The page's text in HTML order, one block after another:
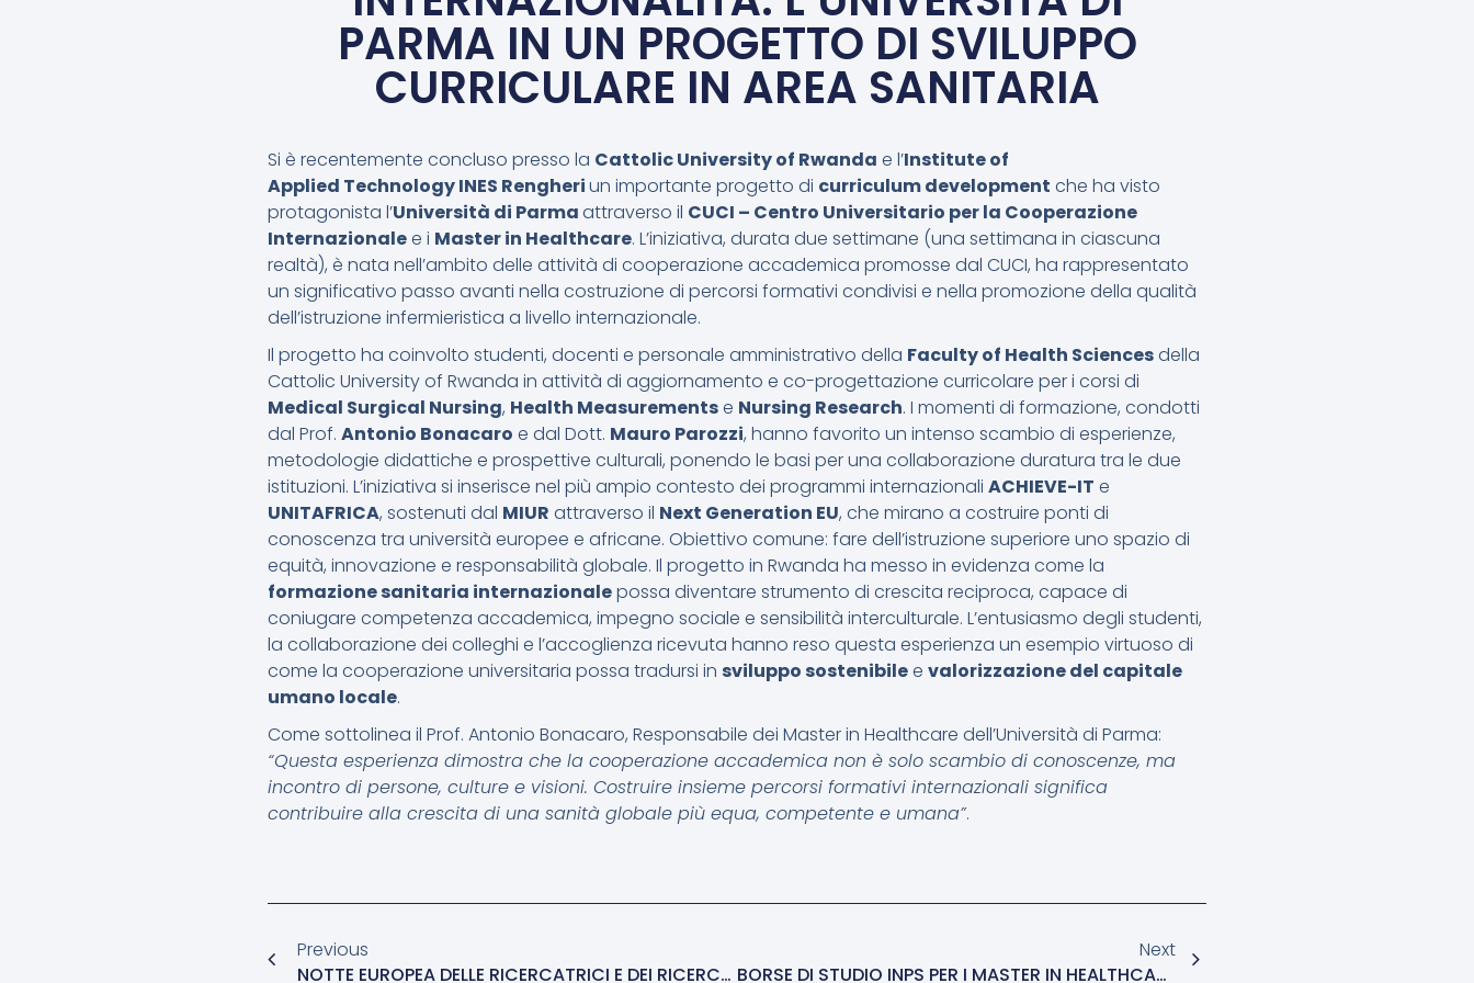
PARMA IN UN PROGETTO DI SVILUPPO
CURRICULARE IN AREA SANITARIA
Si è recentemente concluso presso la Cattolic University of Rwanda e l’Institute of
Applied Technology INES Rengheriun importante progetto di curriculum development che ha visto
protagonista l’Università di Parmaattraverso il CUCI – Centro Universitario per la Cooperazione
Internazionalee i Master in Healthcare. L’iniziativa, durata due settimane (una settimana in ciascuna
realtà), è nata nell’ambito delle attività di cooperazione accademica promosse dal CUCI, ha rappresentato
un significativo passo avanti nella costruzione di percorsi formativi condivisi e nella promozione della qualità
dell’istruzione infermieristica a livello internazionale.
Il progetto ha coinvolto studenti, docenti e personale amministrativo della Faculty of Health Sciencesdella
Cattolic University of Rwanda in attività di aggiornamento e co-progettazione curricolare per i corsi di
Medical Surgical Nursing, Health Measurementse Nursing Research. I momenti di formazione, condotti
dal Prof. Antonio Bonacaro e dal Dott. Mauro Parozzi, hanno favorito un intenso scambio di esperienze,
metodologie didattiche e prospettive culturali, ponendo le basi per una collaborazione duratura tra le due
istituzioni. L’iniziativa si inserisce nel più ampio contesto dei programmi internazionali ACHIEVE-IT e
UNITAFRICA, sostenuti dal MIUR attraverso il Next Generation EU, che mirano a costruire ponti di
conoscenza tra università europee e africane. Obiettivo comune: fare dell’istruzione superiore uno spazio di
equità, innovazione e responsabilità globale. Il progetto in Rwanda ha messo in evidenza come la
formazione sanitaria internazionalepossa diventare strumento di crescita reciproca, capace di
coniugare competenza accademica, impegno sociale e sensibilità interculturale. L’entusiasmo degli studenti,
la collaborazione dei colleghi e l’accoglienza ricevuta hanno reso questa esperienza un esempio virtuoso di
come la cooperazione universitaria possa tradursi in sviluppo sostenibilee valorizzazione del capitale
umano locale.
Come sottolinea il Prof. Antonio Bonacaro, Responsabile dei Master in Healthcare dell’Università di Parma:
“Questa esperienza dimostra che la cooperazione accademica non è solo scambio di conoscenze, ma
incontro di persone, culture e visioni. Costruire insieme percorsi formativi internazionali significa
contribuire alla crescita di una sanità globale più equa, competente e umana”.
Previous
NOTTE EUROPEA DELLE RICERCATRICI E DEI RICERCATORI 2025: I MASTER IN HEALTHCARE PROTAGONISTI CON ATTIVITÀ SU RIANIMAZIONE E INTELLIGENZA ARTIFICIALE
Next
BORSE DI STUDIO INPS PER I MASTER IN HEALTHCARE DELL’UNIVERSITÀ DI PARMA: DOMANDE ENTRO IL 18 NOVEMBRE 2025